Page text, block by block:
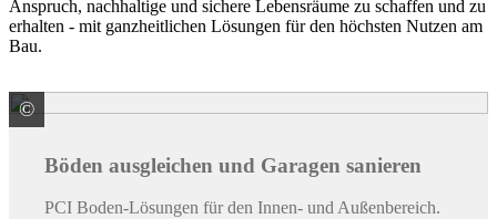
Anspruch, nachhaltige und sichere Lebensräume zu schaffen und zu
erhalten - mit ganzheitlichen Lösungen für den höchsten Nutzen am
Bau.
© PCI Augsburg GmbH
Böden ausgleichen und Garagen sanieren
PCI Boden-Lösungen für den Innen- und Außenbereich.